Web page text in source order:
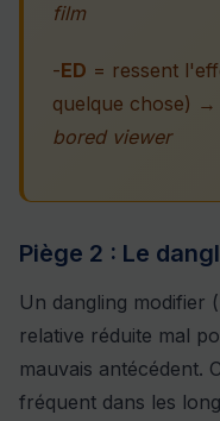
film
-ED = ressent
quelque chose)
bored viewer
Piège 2 : Le
Un dangling modifier
relative réduite mal
mauvais antécédent.
fréquent dans les